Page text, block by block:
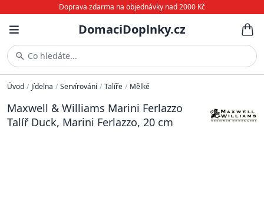
Doprava zdarma na objednávky nad 2000 Kč
DomaciDoplnky.cz
Co hledáte...
Úvod / Jídelna / Servírování / Talíře / Mělké
Maxwell & Williams Marini Ferlazzo
Talíř Duck, Marini Ferlazzo, 20 cm